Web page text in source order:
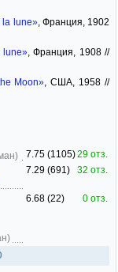
la lune», Франция, 1902
lune», Франция, 1908 //
Moon» , США, 1958 //
7.75 (1105)29 отз.
7.29 (691) 32 отз.
6.68 (22) 0 отз.